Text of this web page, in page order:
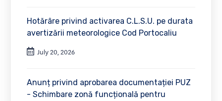
Hotărâre privind activarea C.L.S.U. pe durata
avertizării meteorologice Cod Portocaliu
July 20, 2026
Anunț privind aprobarea documentației PUZ
- Schimbare zonă funcțională pentru